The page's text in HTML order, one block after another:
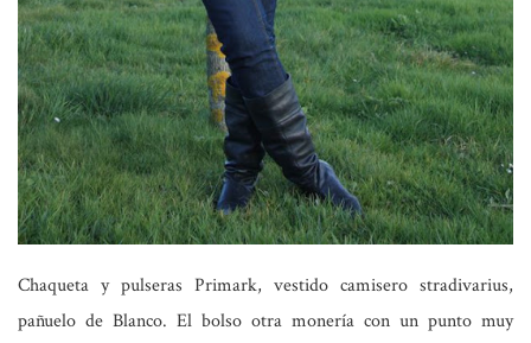
Chaqueta y pulseras Primark, vestido camisero stradivarius,
pañuelo de Blanco. El bolso otra monería con un punto muy